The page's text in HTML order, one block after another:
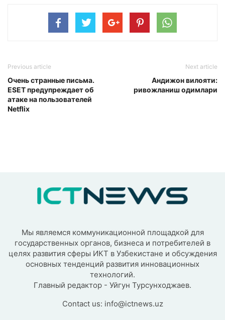
Previous article
Очень странные письма.
ESET предупреждает об
атаке на пользователей
Netflix
Next article
Андижон вилояти:
ривожланиш одимлари
Мы являемся коммуникационной площадкой для
государственных органов, бизнеса и потребителей в
целях развития сферы ИКТ в Узбекистане и обсуждения
основных тенденций развития инновационных
технологий.
Главный редактор - Уйгун Турсунходжаев.
Contact us: info@ictnews.uz